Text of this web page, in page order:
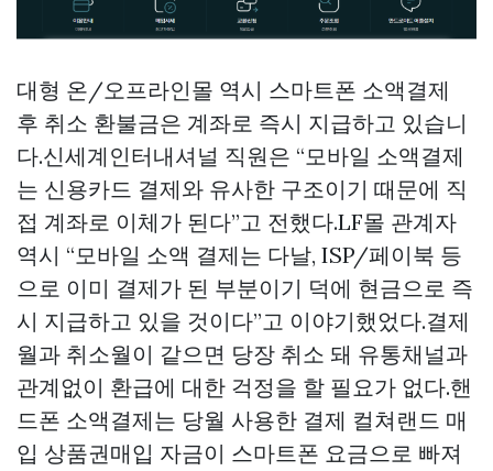
대형 온/오프라인몰 역시 스마트폰 소액결제
후 취소 환불금은 계좌로 즉시 지급하고 있습니
다.신세계인터내셔널 직원은 “모바일 소액결제
는 신용카드 결제와 유사한 구조이기 때문에 직
접 계좌로 이체가 된다”고 전했다.LF몰 관계자
역시 “모바일 소액 결제는 다날, ISP/페이북 등
으로 이미 결제가 된 부분이기 덕에 현금으로 즉
시 지급하고 있을 것이다”고 이야기했었다.결제
월과 취소월이 같으면 당장 취소 돼 유통채널과
관계없이 환급에 대한 걱정을 할 필요가 없다.핸
드폰 소액결제는 당월 사용한 결제 컬쳐랜드 매
입 상품권매입 자금이 스마트폰 요금으로 빠져